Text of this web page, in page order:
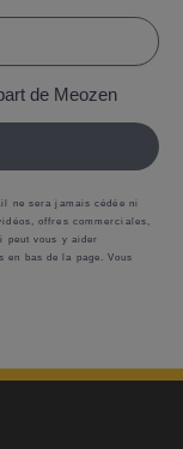
de Meozen
ne sera jamais cédée ni
offres commerciales,
peut vous y aider
bas de la page. Vous